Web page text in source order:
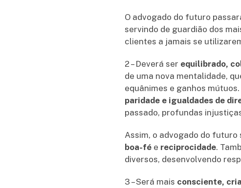
O advogado do futuro
servindo de guardião dos
clientes a jamais se
2 – Deverá ser equilibrado,
de uma nova mentalidade,
equânimes e ganhos
paridade e igualdades de
passado, profundas
Assim, o advogado do
boa-fé e reciprocidade.
diversos, desenvolvendo
3 – Será mais consciente,